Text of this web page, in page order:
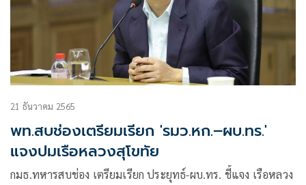
21 ธันวาคม 2565
พท.สบช่องเตรียมเรียก 'รมว.หก.–ผบ.ทร.'
แจงปมเรือหลวงสุโขทัย
กมธ.ทหารสบช่อง เตรียมเรียก ประยุทธ์-ผบ.ทร. ชี้แจง เรือหลวง